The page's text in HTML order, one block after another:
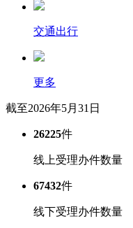
交通出行
更多
截至2026年5月31日
26225件
线上受理办件数量
67432件
线下受理办件数量